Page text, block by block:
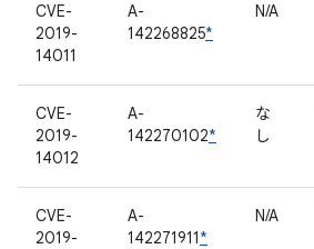
CVE-
2019-
14011
A-
142268825*
N/A
CVE-
2019-
14012
A-
142270102*
な
し
CVE-
2019-
A-
142271911*
N/A